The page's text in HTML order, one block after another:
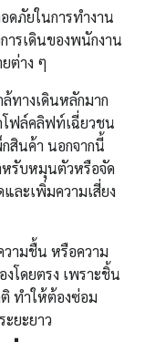
ดภัยในการทำงาน
ารเดินของพนักงาน
ต่าง ๆ
ทางเดินหลักมาก
โฟล์คลิฟท์เฉี่ยวชน
สินค้า นอกจากนี้
รับหมุนตัวหรือจัด
ละเพิ่มความเสี่ยง
วามชื้น หรือความ
งโดยตรง เพราะชิ้น
ทำให้ต้องซ่อม
ยะยาว